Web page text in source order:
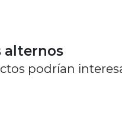
alternos
podrían